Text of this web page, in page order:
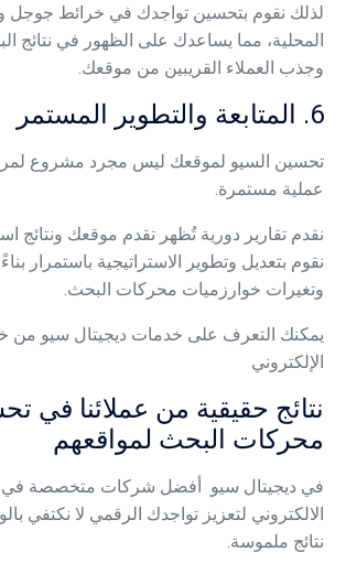
لذلك نقوم بتحسين تواجدك في خرائط جوجل
المحلية، مما يساعدك على الظهور في نتائج
وجذب العملاء القريبين من موقعك.
6. المتابعة والتطوير المستمر
تحسين السيو لموقعك ليس مجرد مشروع
عملية مستمرة.
نقدم تقارير دورية تُظهر تقدم موقعك ونتائج
نقوم بتعديل وتطوير الاستراتيجية باستمرار
وتغيرات خوارزميات محركات البحث.
يمكنك التعرف على خدمات ديجيتال سيو من
الإلكتروني
نتائج حقيقية من عملائنا في
محركات البحث لمواقعهم
في ديجيتال سيو أفضل شركات متخصصة في
الالكتروني لتعزيز تواجدك الرقمي لا نكتفي
نتائج ملموسة.